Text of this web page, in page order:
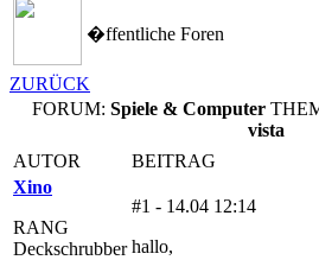
�ffentliche Foren
ZURÜCK
FORUM: Spiele & Computer
vista
AUTOR
BEITRAG
Xino
RANG
Deckschrubber
#1 - 14.04 12:14
hallo,